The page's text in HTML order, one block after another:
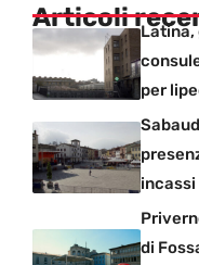
Articoli
Latina,
per
incassi
di